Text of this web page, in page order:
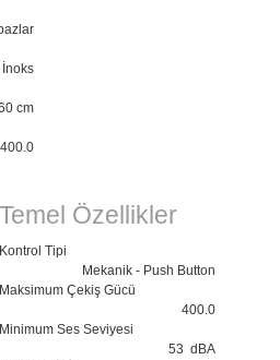
İnoks
cm
400.0
Temel Özellikler
Kontrol Tipi
Mekanik - Push Button
Maksimum Çekiş Gücü
400.0
Minimum Ses Seviyesi
53 dBA